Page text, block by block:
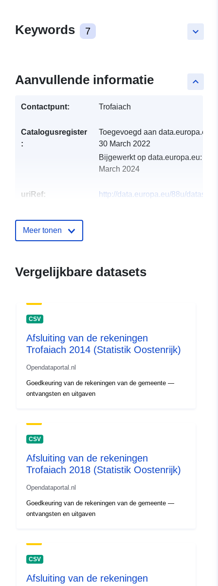
keyboard_arrow_down
Keywords 7
keyboard_arrow_up
Aanvullende informatie
Contactpunt: Trofaiach
Catalogusregister
:
Toegevoegd aan data.europa.eu:
30 March 2022
Bijgewerkt op data.europa.eu:
March 2024
uriRef:
http://data.europa.eu/88u/
Meer tonen
Vergelijkbare datasets
CSV
Afsluiting van de rekeningen
Trofaiach 2014 (Statistik Oostenrijk)
Opendataportal.nl
Goedkeuring van de rekeningen van de gemeente —
ontvangsten en uitgaven
CSV
Afsluiting van de rekeningen
Trofaiach 2018 (Statistik Oostenrijk)
Opendataportal.nl
Goedkeuring van de rekeningen van de gemeente —
ontvangsten en uitgaven
CSV
Afsluiting van de rekeningen